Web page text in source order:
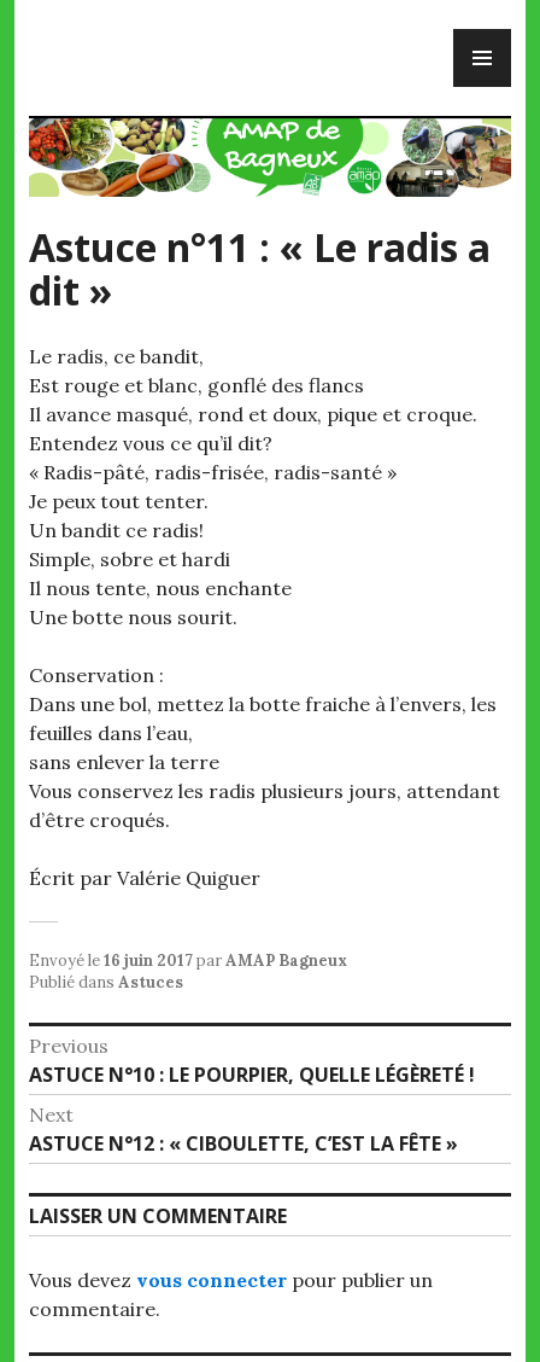
Astuce n°11 : « Le radis a
dit »
Le radis, ce bandit,
Est rouge et blanc, gonflé des flancs
Il avance masqué, rond et doux, pique et croque.
Entendez vous ce qu’il dit?
« Radis-pâté, radis-frisée, radis-santé »
Je peux tout tenter.
Un bandit ce radis!
Simple, sobre et hardi
Il nous tente, nous enchante
Une botte nous sourit.
Conservation :
Dans une bol, mettez la botte fraiche à l’envers, les
feuilles dans l’eau,
sans enlever la terre
Vous conservez les radis plusieurs jours, attendant
d’être croqués.
Écrit par Valérie Quiguer
Envoyé le16 juin 2017parAMAP Bagneux
Publié dans Astuces
Navigation
de
l’article
Previous
Previous
post:
ASTUCE N°10 : LE POURPIER, QUELLE LÉGÈRETÉ !
Next
Next
post:
ASTUCE N°12 : « CIBOULETTE, C’EST LA FÊTE »
LAISSER UN COMMENTAIRE
Vous devez vous connecter pour publier un
commentaire.